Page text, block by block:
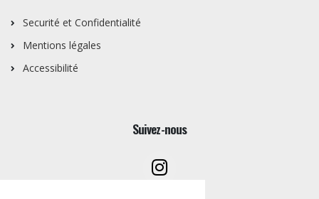
Securité et Confidentialité
Mentions légales
Accessibilité
Suivez-nous